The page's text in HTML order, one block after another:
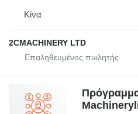
Κίνα
2CMACHINERY LTD